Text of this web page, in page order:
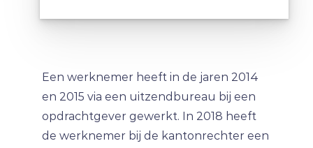
Een werknemer heeft in de jaren 2014
en 2015 via een uitzendbureau bij een
opdrachtgever gewerkt. In 2018 heeft
de werknemer bij de kantonrechter een